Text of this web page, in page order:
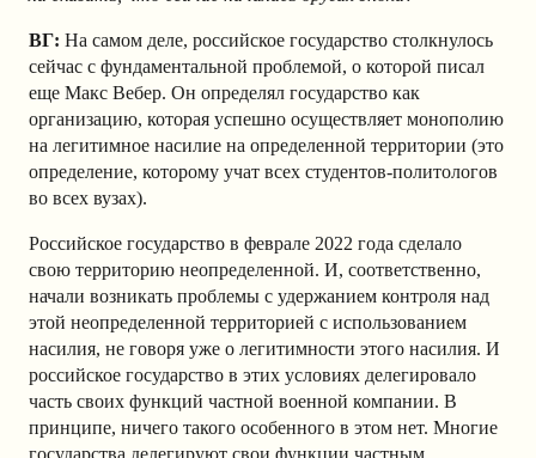
ВГ: На самом деле, российское государство столкнулось
сейчас с фундаментальной проблемой, о которой писал
еще Макс Вебер. Он определял государство как
организацию, которая успешно осуществляет монополию
на легитимное насилие на определенной территории (это
определение, которому учат всех студентов-политологов
во всех вузах).
Российское государство в феврале 2022 года сделало
свою территорию неопределенной. И, соответственно,
начали возникать проблемы с удержанием контроля над
этой неопределенной территорией с использованием
насилия, не говоря уже о легитимности этого насилия. И
российское государство в этих условиях делегировало
часть своих функций частной военной компании. В
принципе, ничего такого особенного в этом нет. Многие
государства делегируют свои функции частным